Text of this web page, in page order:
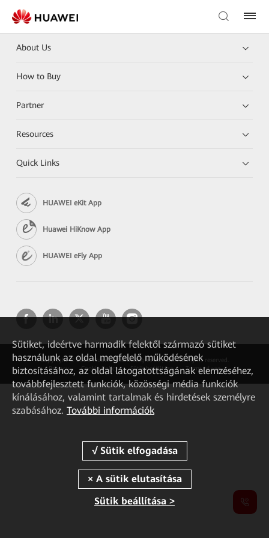
About Us
How to Buy
Partner
Resources
Quick Links
HUAWEI eKit App
Huawei HiKnow App
HUAWEI eFly App
Copyright © 2026 Huawei Technologies Co., Ltd. All rights reserved.
Privacy
Cookie Policy Sütik beállítása Terms of use
Sütiket, ideértve harmadik felektől származó sütiket
használunk az oldal megfelelő működésének
biztosításához, az oldal látogatottságának elemzéséhez,
továbbfejlesztett funkciók, közösségi média funkciók
kínálásához, valamint tartalmak és hirdetések személyre
szabásához. További információk
Sütik beállítása >